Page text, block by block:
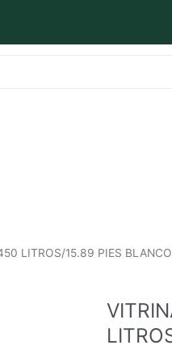
LITROS/15.89 PIES BLANCO